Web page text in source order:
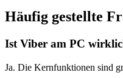
Häufig gestellte
Ist Viber am PC
Ja. Die Kernfunktionen sind